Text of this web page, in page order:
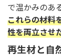
で温かみのあ
これらの材料
性を両立させ
再生材と自